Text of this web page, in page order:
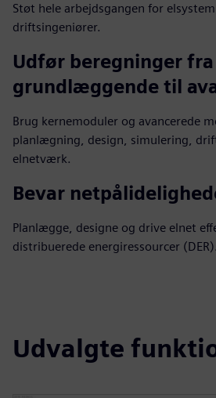
Støt hele arbejdsgangen for
driftsingeniører.
Udfør beregninger fra
grundlæggende til
Brug kernemoduler og avancerede
planlægning, design, simulering,
elnetværk.
Bevar
Planlægge, designe og drive elnet
distribuerede energiressourcer (DER).
Udvalgte